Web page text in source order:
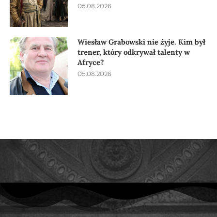
05.08.2026
Wiesław Grabowski nie żyje. Kim był
trener, który odkrywał talenty w
Afryce?
05.08.2026